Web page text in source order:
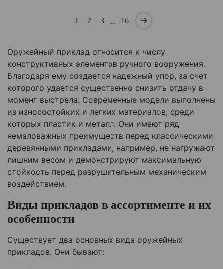
1 2 3 … 16
Оружейный приклад относится к числу
конструктивных элементов ручного вооружения.
Благодаря ему создается надежный упор, за счет
которого удается существенно снизить отдачу в
момент выстрела. Современные модели выполнены
из износостойких и легких материалов, среди
которых пластик и металл. Они имеют ряд
немаловажных преимуществ перед классическими
деревянными прикладами, например, не нагружают
лишним весом и демонстрируют максимальную
стойкость перед разрушительным механическим
воздействием.
Виды прикладов в ассортименте и их
особенности
Существует два основных вида оружейных
прикладов. Они бывают: